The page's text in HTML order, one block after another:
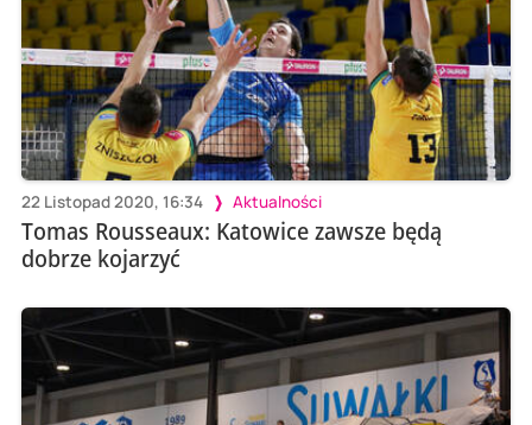
22 Listopad 2020, 16:34 Aktualności
Tomas Rousseaux: Katowice zawsze będą
dobrze kojarzyć